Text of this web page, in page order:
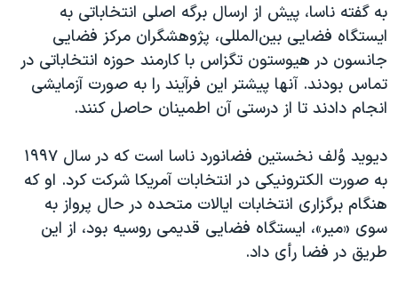
به گفته ناسا، پیش از ارسال برگه اصلی انتخاباتی به
ایستگاه فضایی بین‌المللی، پژوهشگران مرکز فضایی
جانسون در هیوستون تگزاس با کارمند حوزه انتخاباتی در
تماس بودند. آنها پیشتر این فرآیند را به صورت آزمایشی
انجام دادند تا از درستی آن اطمینان حاصل کنند.
دیوید وُلف نخستین فضانورد ناسا است که در سال ۱۹۹۷
به صورت الکترونیکی در انتخابات آمریکا شرکت کرد. او که
هنگام برگزاری انتخابات ایالات متحده در حال پرواز به
سوی «میر»، ایستگاه فضایی قدیمی روسیه بود، از این
طریق در فضا رأی داد.